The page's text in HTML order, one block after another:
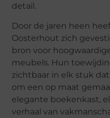
detail.
Door de jaren heen
Oosterhout zich
bron voor
meubels. Hun
zichtbaar in elk stuk
om een op maat
elegante boekenkast,
verhaal van